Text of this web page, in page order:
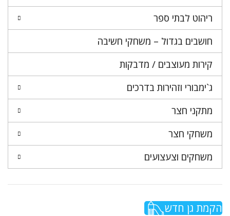
ריהוט לבתי ספר
חושבים בגדול – משחקי חשיבה
קירות מעוצבים / מדבקות
ג`ימבורי וזהירות בדרכים
מתקני חצר
משחקי חצר
משחקים וצעצועים
הקמת גן חדש